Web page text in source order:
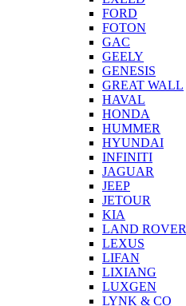
FORD
FOTON
GAC
GEELY
GENESIS
GREAT WALL
HAVAL
HONDA
HUMMER
HYUNDAI
INFINITI
JAGUAR
JEEP
JETOUR
KIA
LAND ROVER
LEXUS
LIFAN
LIXIANG
LUXGEN
LYNK & CO